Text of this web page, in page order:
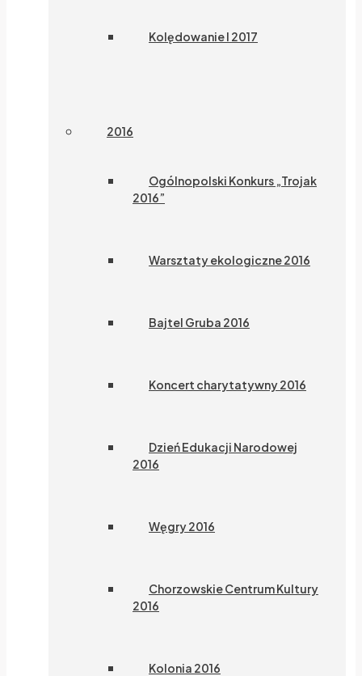
Kolędowanie I 2017
2016
Ogólnopolski Konkurs „Trojak
2016”
Warsztaty ekologiczne 2016
Bajtel Gruba 2016
Koncert charytatywny 2016
Dzień Edukacji Narodowej
2016
Węgry 2016
Chorzowskie Centrum Kultury
2016
Kolonia 2016